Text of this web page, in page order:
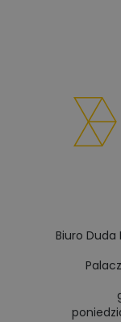
Biuro